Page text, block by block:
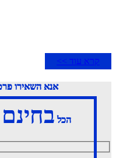
קרא עוד >>
אנא השאירו
הכל